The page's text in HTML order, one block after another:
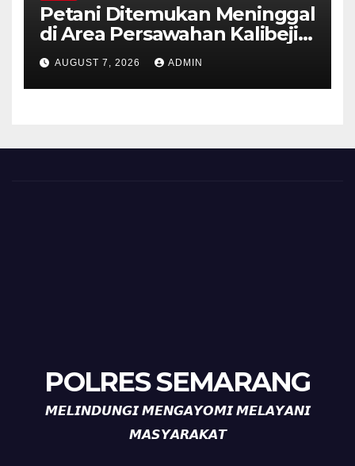
Petani Ditemukan Meninggal
di Area Persawahan Kalibeji,
Polisi Pastikan Tidak Ada
Tanda Kekerasan
AUGUST 7, 2026 ADMIN
POLRES SEMARANG
𝙈𝙀𝙇𝙄𝙉𝘿𝙐𝙉𝙂𝙄 𝙈𝙀𝙉𝙂𝘼𝙔𝙊𝙈𝙄 𝙈𝙀𝙇𝘼𝙔𝘼𝙉𝙄
𝙈𝘼𝙎𝙔𝘼𝙍𝘼𝙆𝘼𝙏